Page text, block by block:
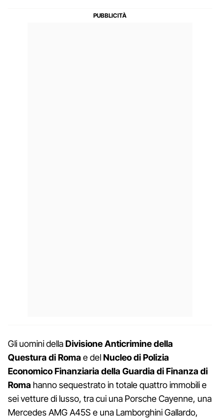
Gli uomini dellaDivisione Anticrimine della
Questura di Romae delNucleo di Polizia
Economico Finanziaria della Guardia di Finanza di
Roma hanno sequestrato in totale quattro immobili e
sei vetture di lusso, tra cui una Porsche Cayenne, una
Mercedes AMG A45S e una Lamborghini Gallardo,